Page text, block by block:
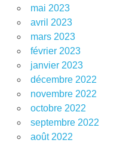
mai 2023
avril 2023
mars 2023
février 2023
janvier 2023
décembre 2022
novembre 2022
octobre 2022
septembre 2022
août 2022